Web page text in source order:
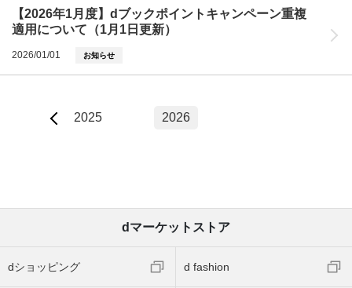
【2026年1月度】dブックポイントキャンペーン重複
適用について（1月1日更新）
2026/01/01 お知らせ
2025 2026
dマーケットストア
dショッピング d fashion